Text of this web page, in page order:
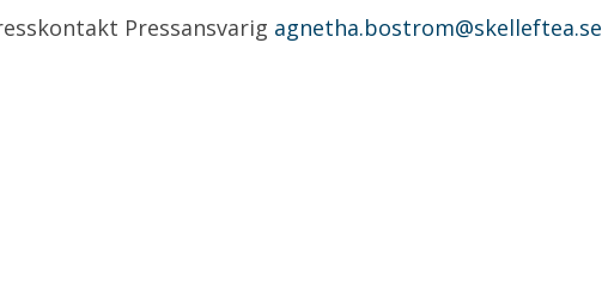
Pressansvarig agnetha.bostrom@skelleftea.se